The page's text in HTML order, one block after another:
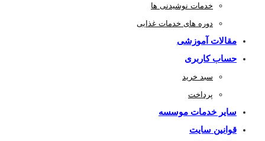
خدمات نوشیدنی ها
دوره های خدمات غذایی
مقالات آموزشی
حساب کاربری
سبد خرید
پرداخت
سایر خدمات موسسه
قوانین سایت